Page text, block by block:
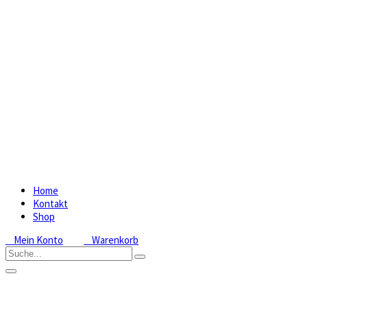
Home
Kontakt
Shop
Mein Konto
Warenkorb